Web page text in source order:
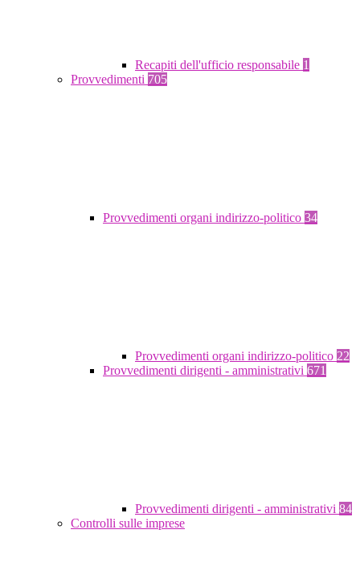
Recapiti dell'ufficio responsabile 1
Provvedimenti 705
Provvedimenti organi indirizzo-politico 34
Provvedimenti organi indirizzo-politico 22
Provvedimenti dirigenti - amministrativi 671
Provvedimenti dirigenti - amministrativi 84
Controlli sulle imprese